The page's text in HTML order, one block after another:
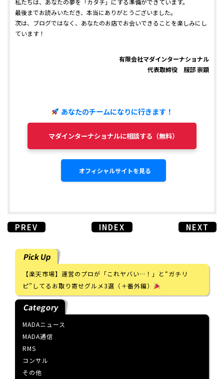
最後までお読みいただき、本当にありがとうございました。
次は、ブログではなく、あなたのお店でお会いできることを楽しみにし
ています！
有限会社マダインターナショナル
代表取締役 服部 崇顕
あなたのチームになりに行きます！
マダインターナショナルに相談する（無料）
オフィシャルサイトを見る
PREV INDEX NEXT
Pick Up
【楽天市場】運営のプロが「これヤバい…！」と“ガチリ
ピ”してるお取り寄せグルメ3選（＋番外編）
Category
MADAニュース
MADA通信
RMS
コンサル
その他